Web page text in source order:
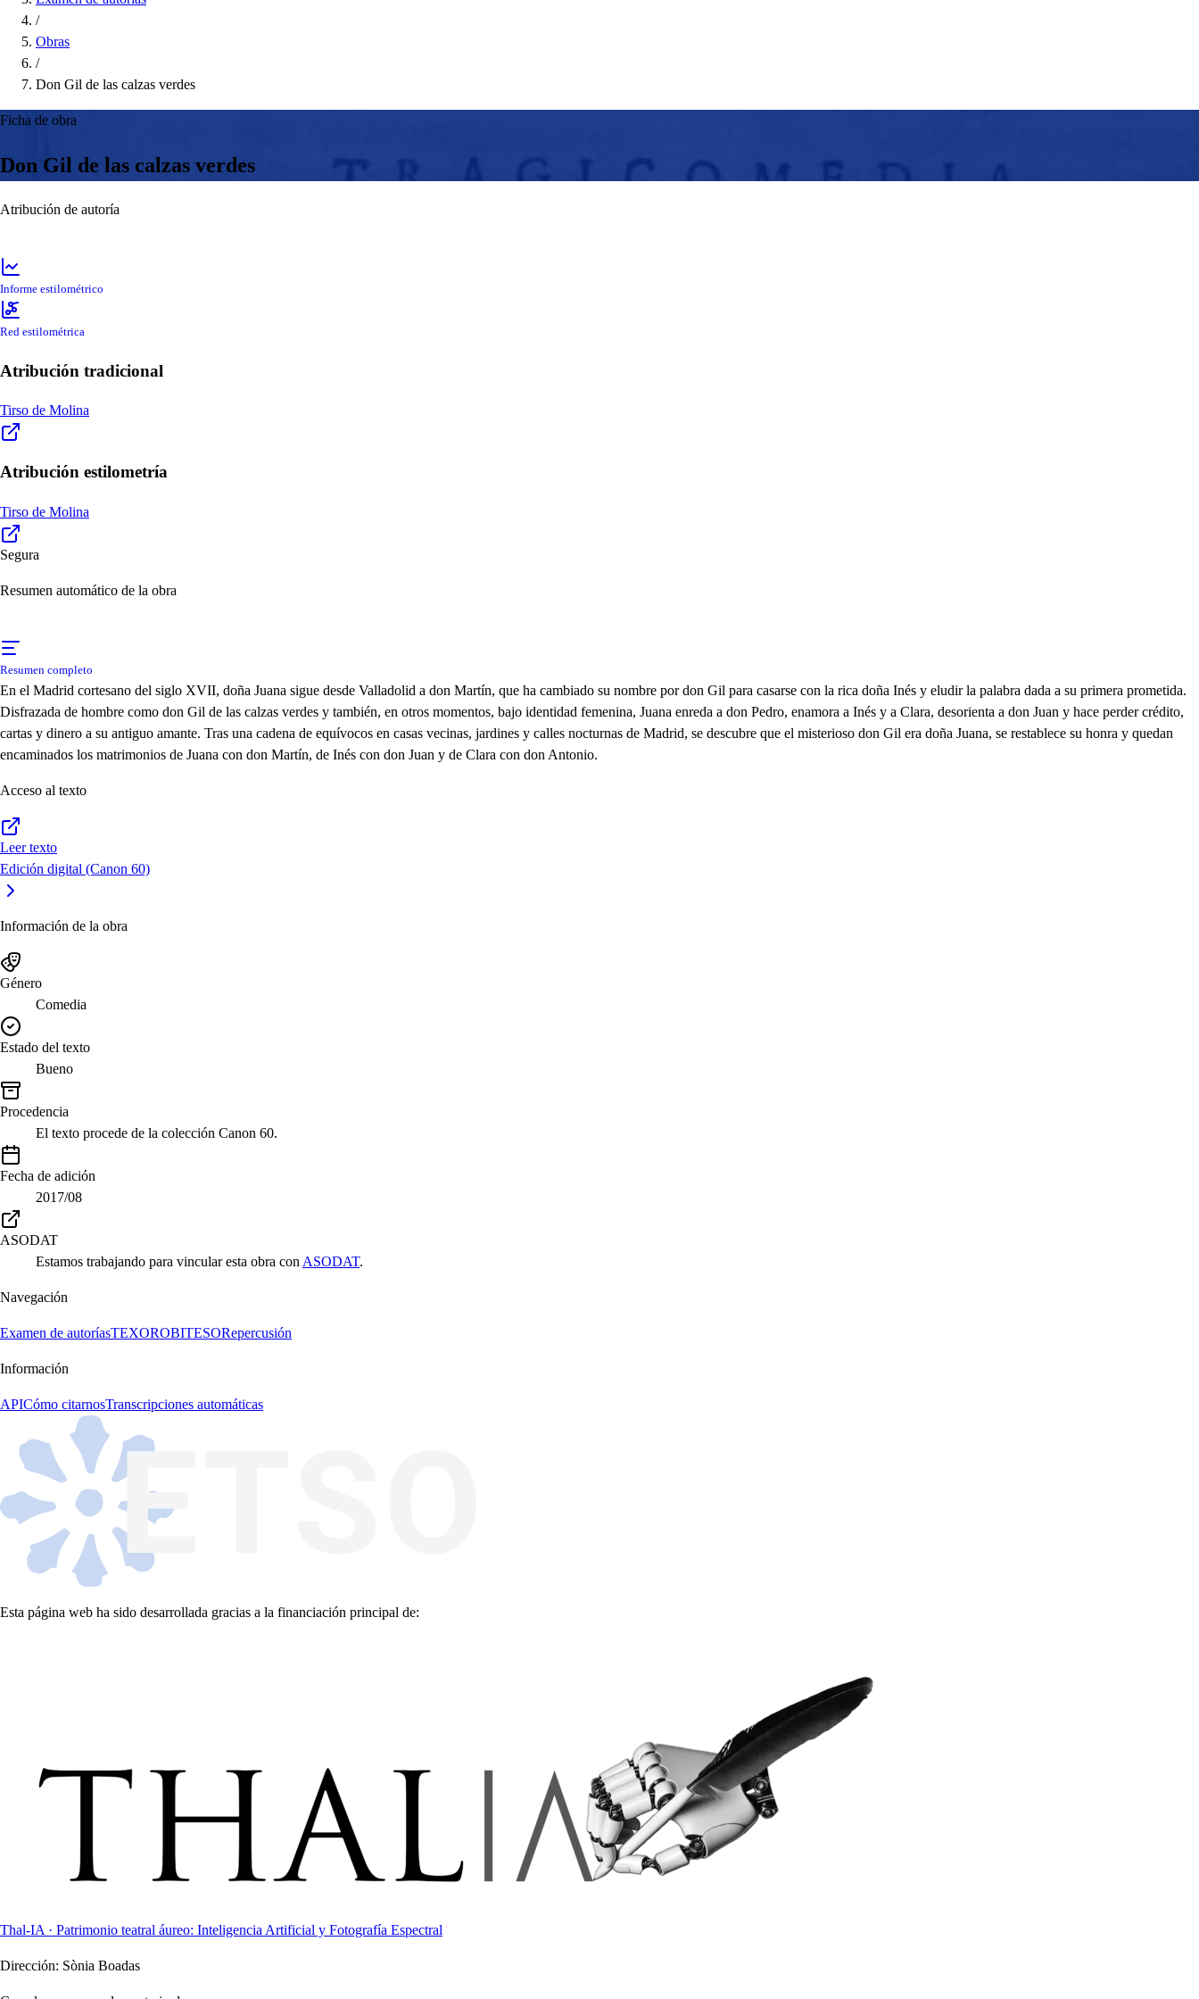
/
Obras
/
Don Gil de las calzas verdes
Ficha de obra
Don Gil de las calzas verdes
Atribución de autoría
Informe estilométrico
Red estilométrica
Atribución tradicional
Tirso de Molina
Atribución estilometría
Tirso de Molina
Segura
Resumen automático de la obra
Resumen completo
En el Madrid cortesano del siglo XVII, doña Juana sigue desde Valladolid a don Martín, que ha cambiado su nombre por don Gil para casarse con la rica doña Inés y eludir la palabra dada a su primera prometida.
Disfrazada de hombre como don Gil de las calzas verdes y también, en otros momentos, bajo identidad femenina, Juana enreda a don Pedro, enamora a Inés y a Clara, desorienta a don Juan y hace perder crédito,
cartas y dinero a su antiguo amante. Tras una cadena de equívocos en casas vecinas, jardines y calles nocturnas de Madrid, se descubre que el misterioso don Gil era doña Juana, se restablece su honra y quedan
encaminados los matrimonios de Juana con don Martín, de Inés con don Juan y de Clara con don Antonio.
Acceso al texto
Leer texto
Edición digital (Canon 60)
Información de la obra
Género
Comedia
Estado del texto
Bueno
Procedencia
El texto procede de la colección Canon 60.
Fecha de adición
2017/08
ASODAT
Estamos trabajando para vincular esta obra con ASODAT.
Navegación
Examen de autoríasTEXOROBITESORepercusión
Información
APICómo citarnosTranscripciones automáticas
Esta página web ha sido desarrollada gracias a la financiación principal de:
Thal-IA · Patrimonio teatral áureo: Inteligencia Artificial y Fotografía Espectral
Dirección: Sònia Boadas